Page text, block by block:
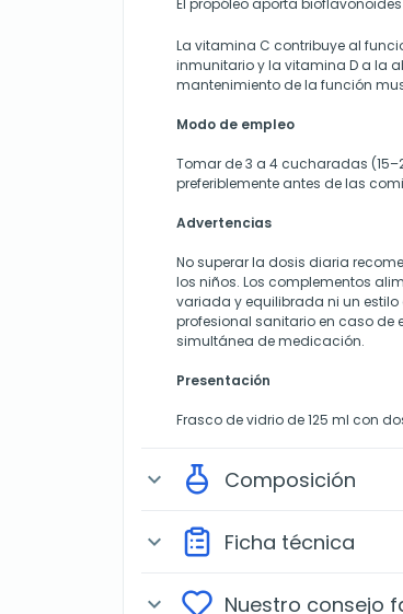
El propóleo aporta
La vitamina C contribuye al
inmunitario y la vitamina D a la
mantenimiento de la función
Modo de empleo
Tomar de 3 a 4 cucharadas
preferiblemente antes de las
Advertencias
No superar la dosis diaria
los niños. Los complementos
variada y equilibrada ni un
profesional sanitario en caso
simultánea de medicación.
Presentación
Frasco de vidrio de 125 ml con
expand_more Composición
expand_more Ficha técnica
expand_more Nuestro consejo